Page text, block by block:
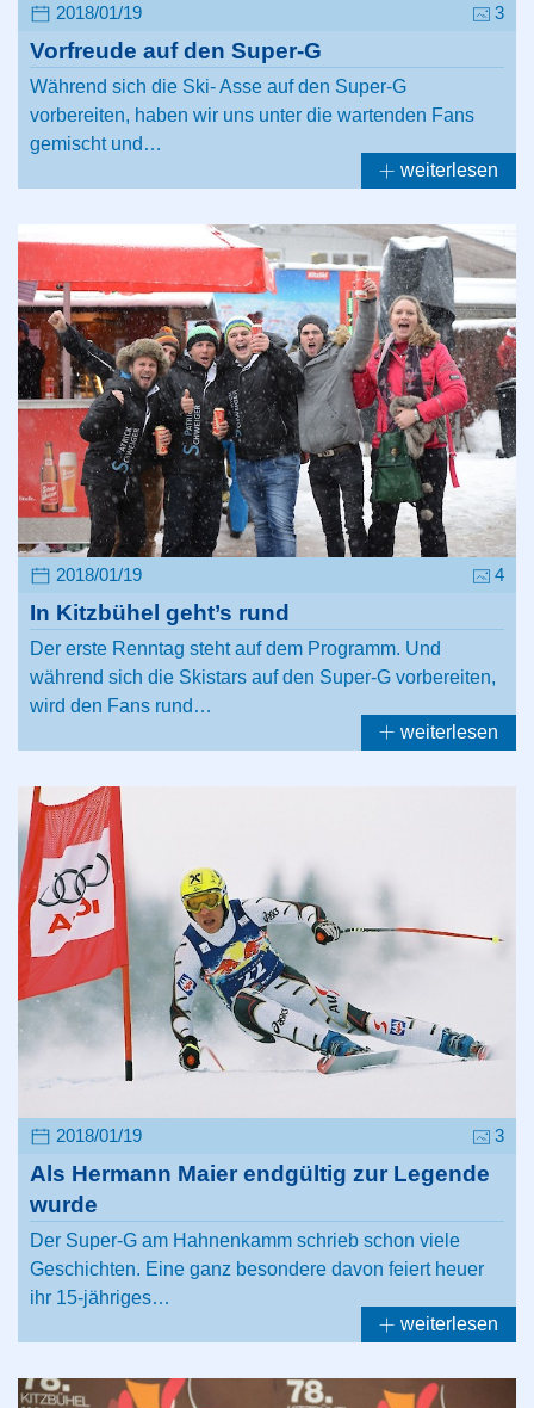
2018/01/19 3
Vorfreude auf den Super-G
Während sich die Ski- Asse auf den Super-G
vorbereiten, haben wir uns unter die wartenden Fans
gemischt und…
weiterlesen
2018/01/19 4
In Kitzbühel geht’s rund
Der erste Renntag steht auf dem Programm. Und
während sich die Skistars auf den Super-G vorbereiten,
wird den Fans rund…
weiterlesen
2018/01/19 3
Als Hermann Maier endgültig zur Legende
wurde
Der Super-G am Hahnenkamm schrieb schon viele
Geschichten. Eine ganz besondere davon feiert heuer
ihr 15-jähriges…
weiterlesen